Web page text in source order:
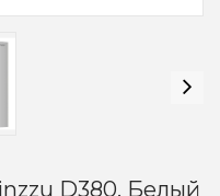
D380, Белый